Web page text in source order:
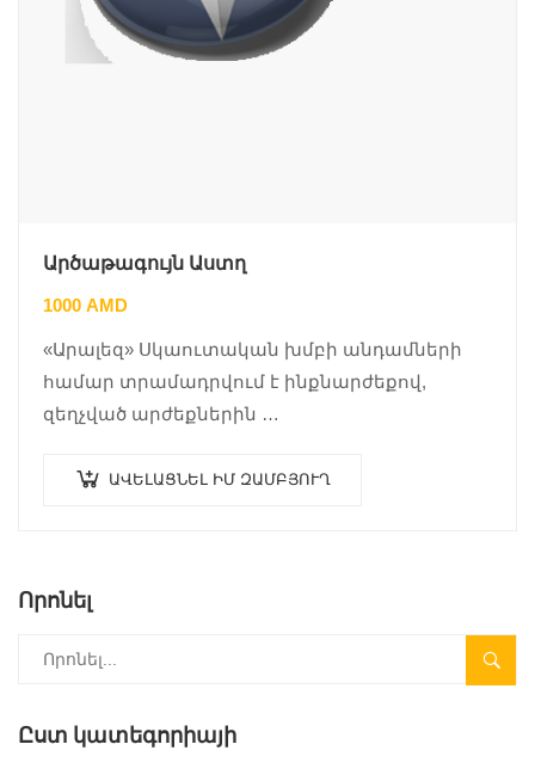
Արծաթագույն Աստղ
1000 AMD
«Արալեզ» Սկաուտական խմբի անդամների
համար տրամադրվում է ինքնարժեքով,
զեղչված արժեքներին …
ԱՎԵԼԱՑՆԵԼ ԻՄ ԶԱՄԲՅՈՒՂ
Որոնել
Ըստ կատեգորիայի